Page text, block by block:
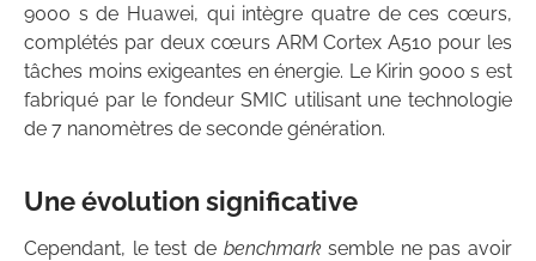
9000 s de Huawei, qui intègre quatre de ces cœurs,
complétés par deux cœurs ARM Cortex A510 pour les
tâches moins exigeantes en énergie. Le Kirin 9000 s est
fabriqué par le fondeur SMIC utilisant une technologie
de 7 nanomètres de seconde génération.
Une évolution significative
Cependant, le test de benchmarksemble ne pas avoir